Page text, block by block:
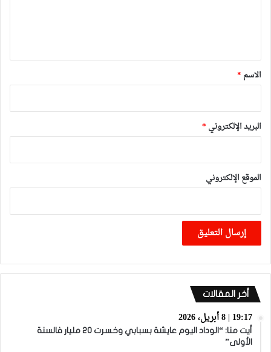
*
الاسم *
البريد الإلكتروني *
الموقع الإلكتروني
أخر المقالات
19:17 | 8 أبريل، 2026
أيت منا: “الوداد اليوم عايشة بسبابي وخسرت 20 مليار فالسنة
الأولى”